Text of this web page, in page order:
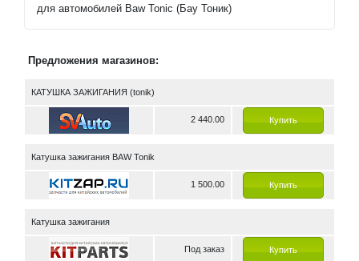
для автомобилей Baw Tonic (Бау Тоник)
Предложения магазинов:
КАТУШКА ЗАЖИГАНИЯ (tonik)
2 440.00 Купить
Катушка зажигания BAW Tonik
1 500.00 Купить
Катушка зажигания
Под заказ Купить